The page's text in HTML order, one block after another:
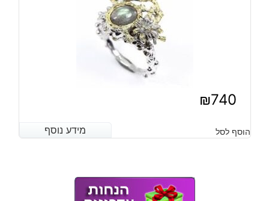
₪740
מידע נוסף הוסף לסל מידע נוסף